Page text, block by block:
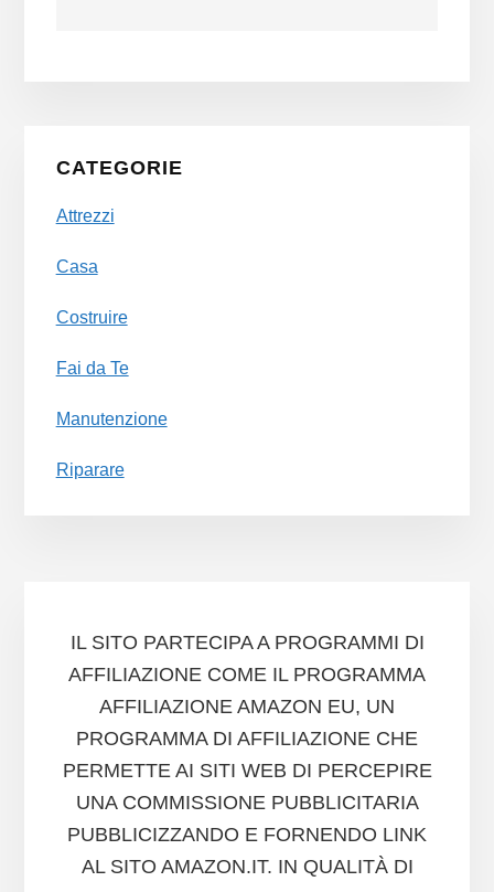
Primary
Sidebar
CATEGORIE
Attrezzi
Casa
Costruire
Fai da Te
Manutenzione
Riparare
IL SITO PARTECIPA A PROGRAMMI DI
AFFILIAZIONE COME IL PROGRAMMA
AFFILIAZIONE AMAZON EU, UN
PROGRAMMA DI AFFILIAZIONE CHE
PERMETTE AI SITI WEB DI PERCEPIRE
UNA COMMISSIONE PUBBLICITARIA
PUBBLICIZZANDO E FORNENDO LINK
AL SITO AMAZON.IT. IN QUALITÀ DI